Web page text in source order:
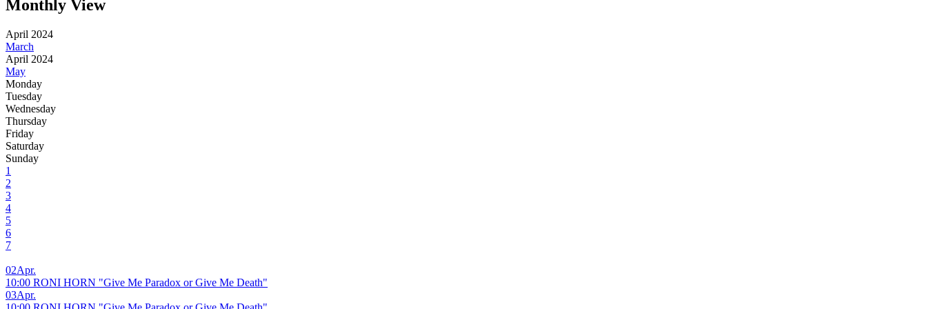
Monthly View
April 2024
March
April 2024
May
Monday
Tuesday
Wednesday
Thursday
Friday
Saturday
Sunday
1
2
3
4
5
6
7
02Apr.
10:00 RONI HORN "Give Me Paradox or Give Me Death"
03Apr.